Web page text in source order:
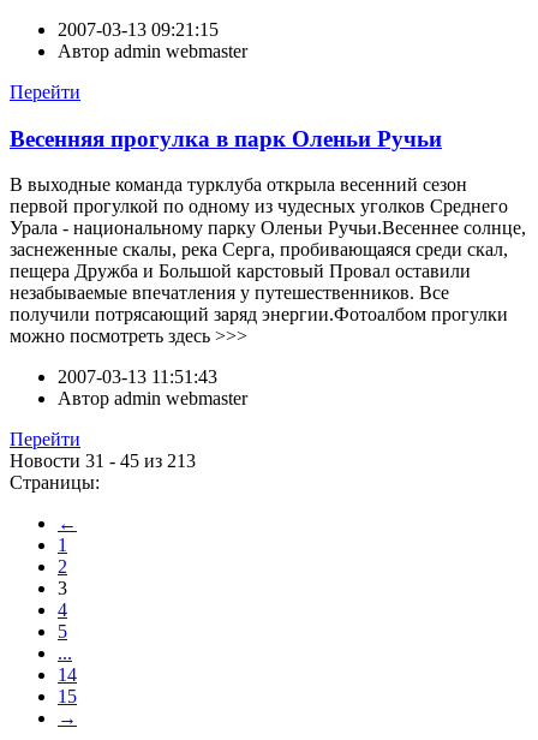
2007-03-13 09:21:15
Автор admin webmaster
Перейти
Весенняя прогулка в парк Оленьи Ручьи
В выходные команда турклуба открыла весенний сезон
первой прогулкой по одному из чудесных уголков Среднего
Урала - национальному парку Оленьи Ручьи.Весеннее солнце,
заснеженные скалы, река Серга, пробивающаяся среди скал,
пещера Дружба и Большой карстовый Провал оставили
незабываемые впечатления у путешественников. Все
получили потрясающий заряд энергии.Фотоалбом прогулки
можно посмотреть здесь >>>
2007-03-13 11:51:43
Автор admin webmaster
Перейти
Новости 31 - 45 из 213
Страницы:
←
1
2
3
4
5
...
14
15
→